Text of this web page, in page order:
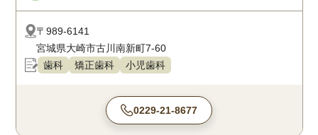
〒989-6141
宮城県大崎市古川南新町7-60
歯科
矯正歯科 小児歯科
0229-21-8677